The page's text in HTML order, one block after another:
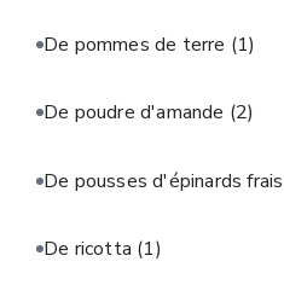
De pommes de terre (1)
De poudre d'amande (2)
De pousses d'épinards frais
De ricotta (1)